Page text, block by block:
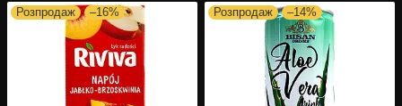
Розпродаж –16% Розпродаж –14%